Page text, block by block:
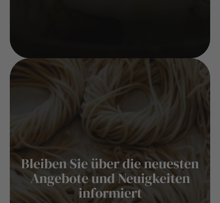
Bleiben Sie über die neuesten
Angebote und Neuigkeiten
informiert